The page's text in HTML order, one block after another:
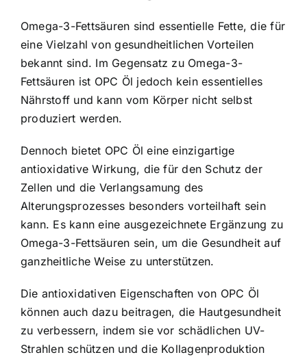
Omega-3-Fettsäuren sind essentielle Fette, die für
eine Vielzahl von gesundheitlichen Vorteilen
bekannt sind. Im Gegensatz zu Omega-3-
Fettsäuren ist OPC Öl jedoch kein essentielles
Nährstoff und kann vom Körper nicht selbst
produziert werden.
Dennoch bietet OPC Öl eine einzigartige
antioxidative Wirkung, die für den Schutz der
Zellen und die Verlangsamung des
Alterungsprozesses besonders vorteilhaft sein
kann. Es kann eine ausgezeichnete Ergänzung zu
Omega-3-Fettsäuren sein, um die Gesundheit auf
ganzheitliche Weise zu unterstützen.
Die antioxidativen Eigenschaften von OPC Öl
können auch dazu beitragen, die Hautgesundheit
zu verbessern, indem sie vor schädlichen UV-
Strahlen schützen und die Kollagenproduktion